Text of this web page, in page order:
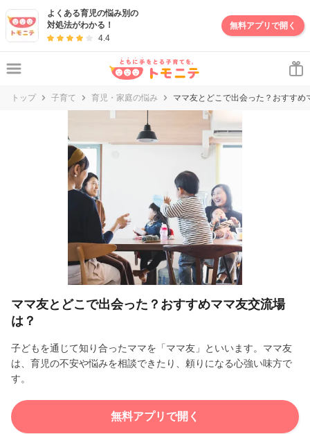
よくある育児の悩み別の
対処法がわかる！
4.4
無料アプリで開く
トップ 子育て 育児・家庭の悩み ママ友とどこで出会った？おすすめ
ママ友とどこで出会った？おすすめママ友交流場
は？
子どもを通じて知り合ったママを「ママ友」といいます。ママ友
は、育児の不安や悩みを相談できたり、頼りになる心強い味方で
す。
無料アプリで開く
妊娠・出産・子育て情報サイト | トモニテ